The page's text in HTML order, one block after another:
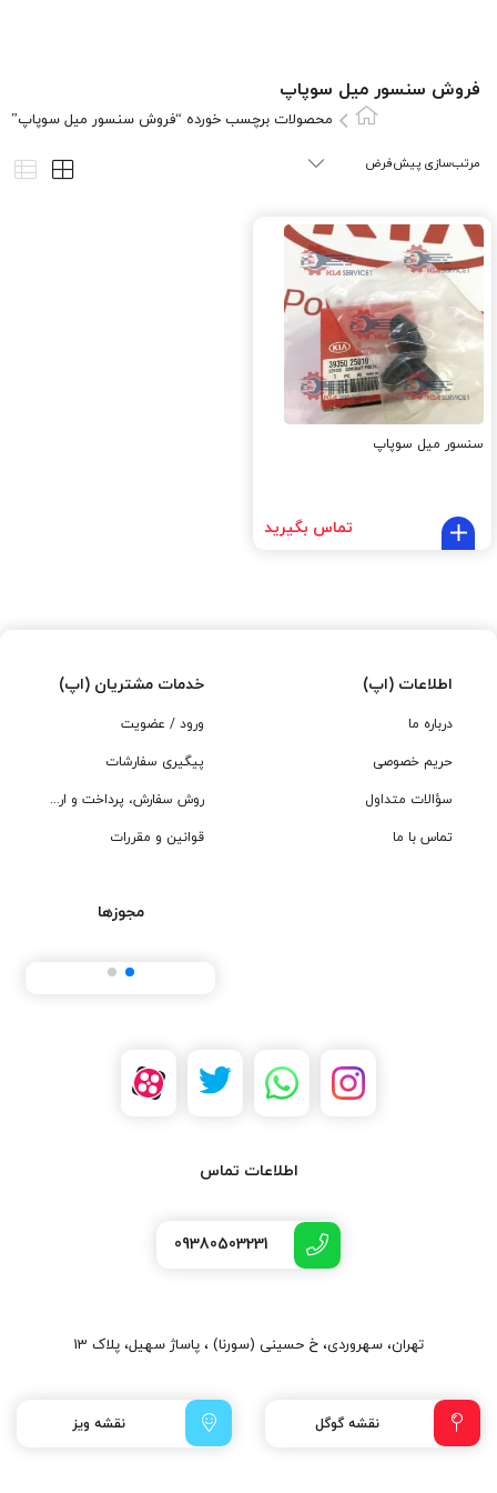
فروش سنسور ميل سوپاپ
محصولات برچسب خورده “فروش سنسور ميل سوپاپ”
سنسور ميل سوپاپ
تماس بگیرید
اطلاعات (اپ)
درباره ما
حریم خصوصی
سؤالات متداول
تماس با ما
خدمات مشتریان (اپ)
ورود / عضویت
پیگیری سفارشات
روش سفارش، پرداخت و ارسال
قوانین و مقررات
مجوزها
اطلاعات تماس
09380503231
تهران، سهروردی، خ حسینی (سورنا) ، پاساژ سهیل، پلاک 13
نقشه گوگل نقشه ویز